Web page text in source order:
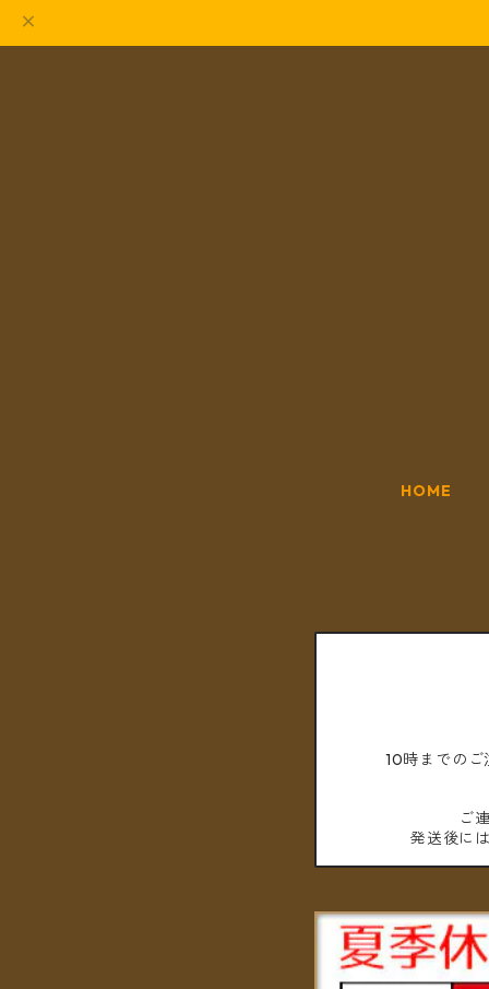
HOME
10時までの
ご
発送後に